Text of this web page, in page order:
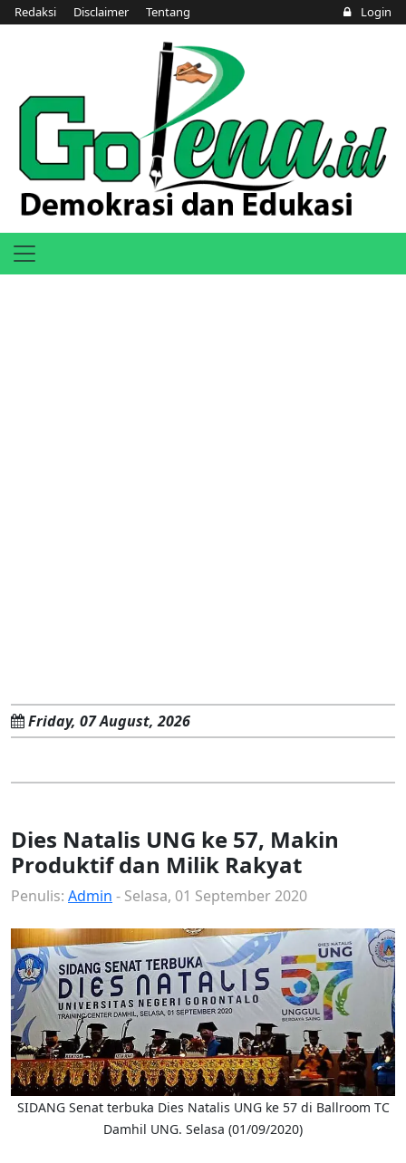
Redaksi Disclaimer Tentang Login
Friday, 07 August, 2026
Dies Natalis UNG ke 57, Makin
Produktif dan Milik Rakyat
Penulis: Admin - Selasa, 01 September 2020
SIDANG Senat terbuka Dies Natalis UNG ke 57 di Ballroom TC
Damhil UNG. Selasa (01/09/2020)